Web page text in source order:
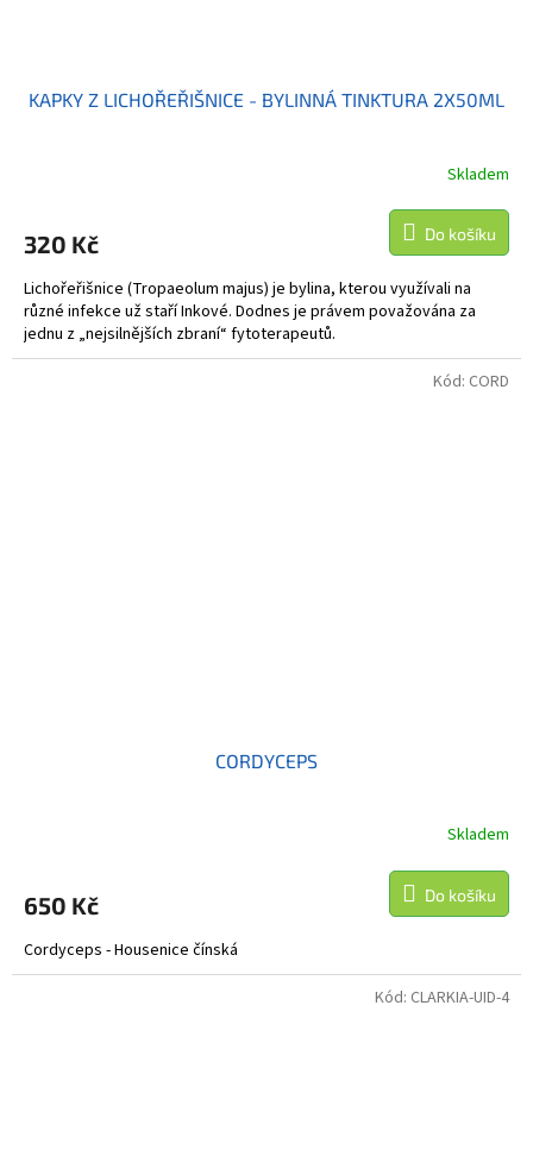
KAPKY Z LICHOŘEŘIŠNICE - BYLINNÁ TINKTURA 2X50ML
Skladem
320 Kč Do košíku
Lichořeřišnice (Tropaeolum majus) je bylina, kterou využívali na
různé infekce už staří Inkové. Dodnes je právem považována za
jednu z „nejsilnějších zbraní“ fytoterapeutů.
CORDYCEPS
Skladem
650 Kč Do košíku
Cordyceps - Housenice čínská
Kód: CORD
Kód: CLARKIA-UID-4